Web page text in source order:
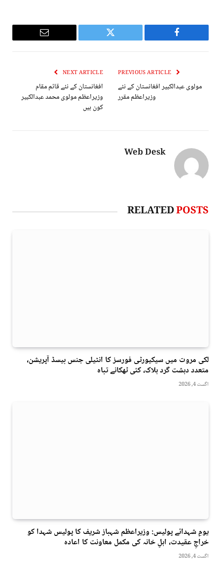
Facebook
Twitter
Email
مولوی عبدالکبیر افغانستان کے نئے
وزیراعظم مقرر
NEXT ARTICLE
افغانستان کے نئے قائم مقام
وزیراعظم مولوی محمد عبدالکبیر
کون ہیں
Web Desk
RELATEDPOSTS
لکی مروت میں سیکیورٹی فورسز کا انٹیلی جنس بیسڈ آپریشن،
متعدد دہشت گرد ہلاک، کئی ٹھکانے تباہ
اگست 4, 2026
یومِ شہدائے پولیس: وزیراعظم شہباز شریف کا پولیس شہدا کو
خراجِ عقیدت، اہلِ خانہ کی مکمل معاونت کا اعادہ
اگست 4, 2026